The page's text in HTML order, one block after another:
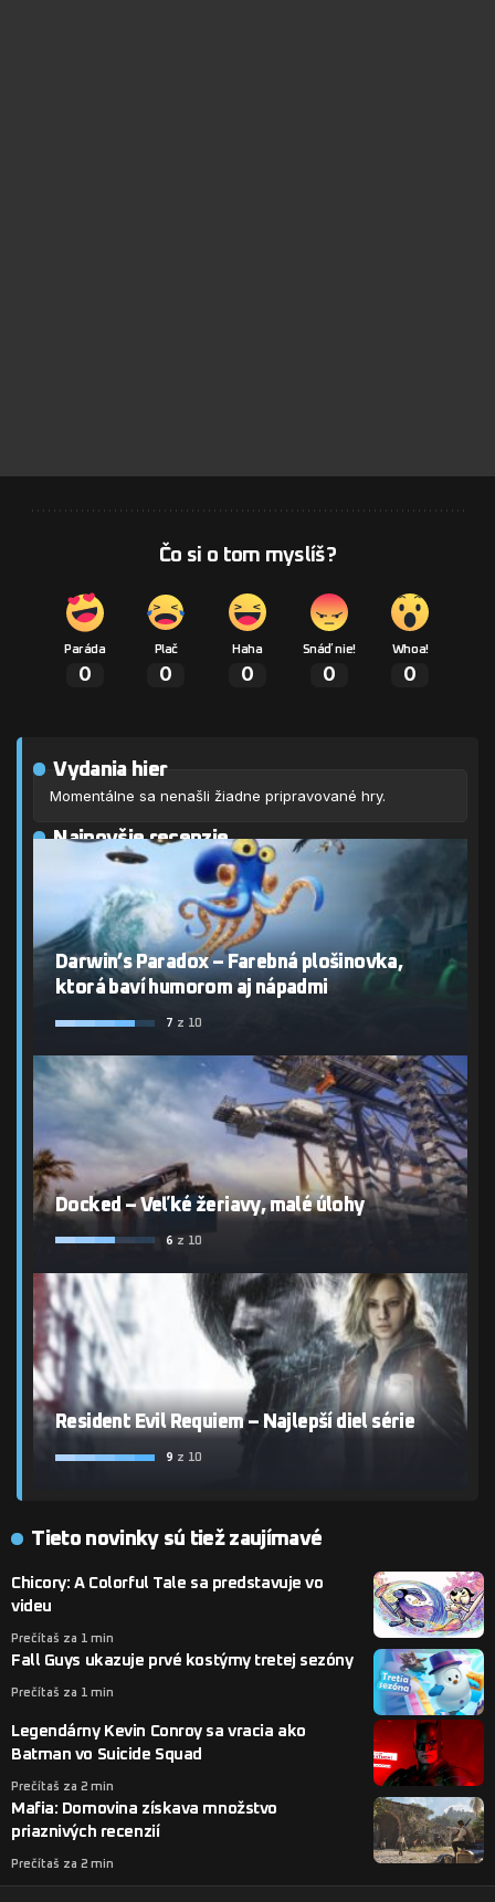
Čo si o tom myslíš?
Paráda
0
Plač
0
Haha
0
Snáď nie!
0
Whoa!
0
Vydania hier
Momentálne sa nenašli žiadne pripravované hry.
Najnovšie recenzie
Darwin’s Paradox – Farebná plošinovka,
ktorá baví humorom aj nápadmi
7 z 10
Docked – Veľké žeriavy, malé úlohy
6 z 10
Resident Evil Requiem – Najlepší diel série
9 z 10
Tieto novinky sú tiež zaujímavé
Chicory: A Colorful Tale sa predstavuje vo
videu
Prečítaš za 1 min
Fall Guys ukazuje prvé kostýmy tretej sezóny
Prečítaš za 1 min
Legendárny Kevin Conroy sa vracia ako
Batman vo Suicide Squad
Prečítaš za 2 min
Mafia: Domovina získava množstvo
priaznivých recenzií
Prečítaš za 2 min